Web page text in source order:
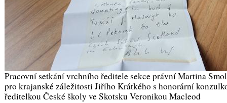
Pracovní setkání vrchního ředitele sekce právní Martina
pro krajanské záležitosti Jiřího Krátkého s honorární
ředitelkou České školy ve Skotsku Veronikou Macleod